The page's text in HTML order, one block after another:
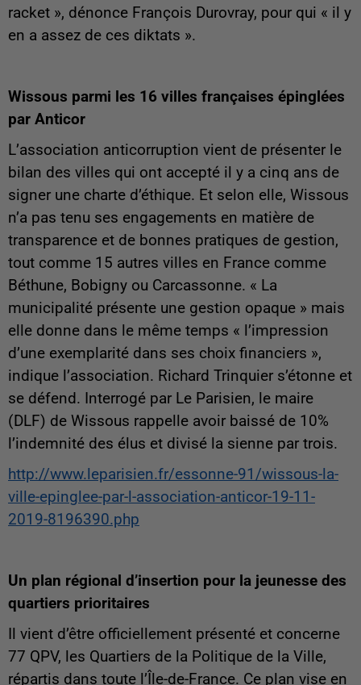
racket », dénonce François Durovray, pour qui « il y
en a assez de ces diktats ».
Wissous parmi les 16 villes françaises épinglées
par Anticor
L’association anticorruption vient de présenter le
bilan des villes qui ont accepté il y a cinq ans de
signer une charte d’éthique. Et selon elle, Wissous
n’a pas tenu ses engagements en matière de
transparence et de bonnes pratiques de gestion,
tout comme 15 autres villes en France comme
Béthune, Bobigny ou Carcassonne. « La
municipalité présente une gestion opaque » mais
elle donne dans le même temps « l’impression
d’une exemplarité dans ses choix financiers »,
indique l’association. Richard Trinquier s’étonne et
se défend. Interrogé par Le Parisien, le maire
(DLF) de Wissous rappelle avoir baissé de 10%
l’indemnité des élus et divisé la sienne par trois.
http://www.leparisien.fr/essonne-91/wissous-la-
ville-epinglee-par-l-association-anticor-19-11-
2019-8196390.php
Un plan régional d’insertion pour la jeunesse des
quartiers prioritaires
Il vient d’être officiellement présenté et concerne
77 QPV, les Quartiers de la Politique de la Ville,
répartis dans toute l’Île-de-France. Ce plan vise en